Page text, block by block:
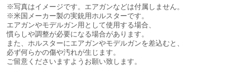
※写真はイメージです。エアガンなどは付属しません。
※米国メーカー製の実銃用ホルスターです。
エアガンやモデルガン用として使用する場合、
慣らしや調整が必要になる場合があります。
また、ホルスターにエアガンやモデルガンを差込むと、
必ず何らかの傷や汚れが生じます。
ご留意くださいますようお願い致します。